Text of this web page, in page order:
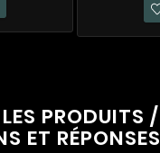
PRODUITS /
ET RÉPONSES